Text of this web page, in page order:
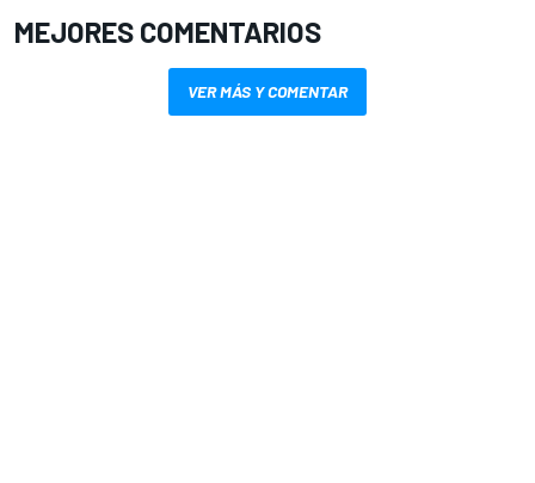
MEJORES COMENTARIOS
VER MÁS Y COMENTAR